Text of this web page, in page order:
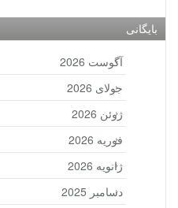
بایگانی
آگوست 2026
جولای 2026
ژوئن 2026
فوریه 2026
ژانویه 2026
دسامبر 2025